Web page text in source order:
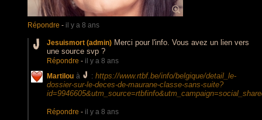
Répondre - il y a 8 ans
Jesuismort (admin) Merci pour l'info. Vous avez un lien vers
une source svp ?
Répondre - il y a 8 ans
Martilou à : https://www.rtbf.be/info/belgique/detail_le-
dossier-sur-le-deces-de-maurane-classe-sans-suite?
Répondre - il y a 8 ans